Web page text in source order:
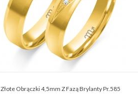
Złote Obrączki 4,5mm Z Fazą Brylanty Pr.585